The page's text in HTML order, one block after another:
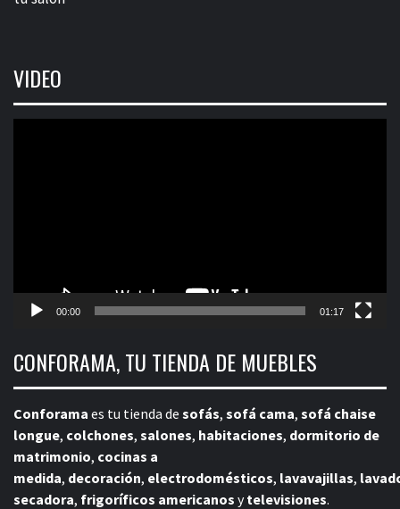
VIDEO
00:00 01:17
CONFORAMA, TU TIENDA DE MUEBLES
Conforama es tu tienda de sofás, sofá cama, sofá chaise
longue, colchones, salones, habitaciones, dormitorio de
matrimonio, cocinas a
medida, decoración, electrodomésticos, lavavajillas,
secadora, frigoríficos americanos ytelevisiones.